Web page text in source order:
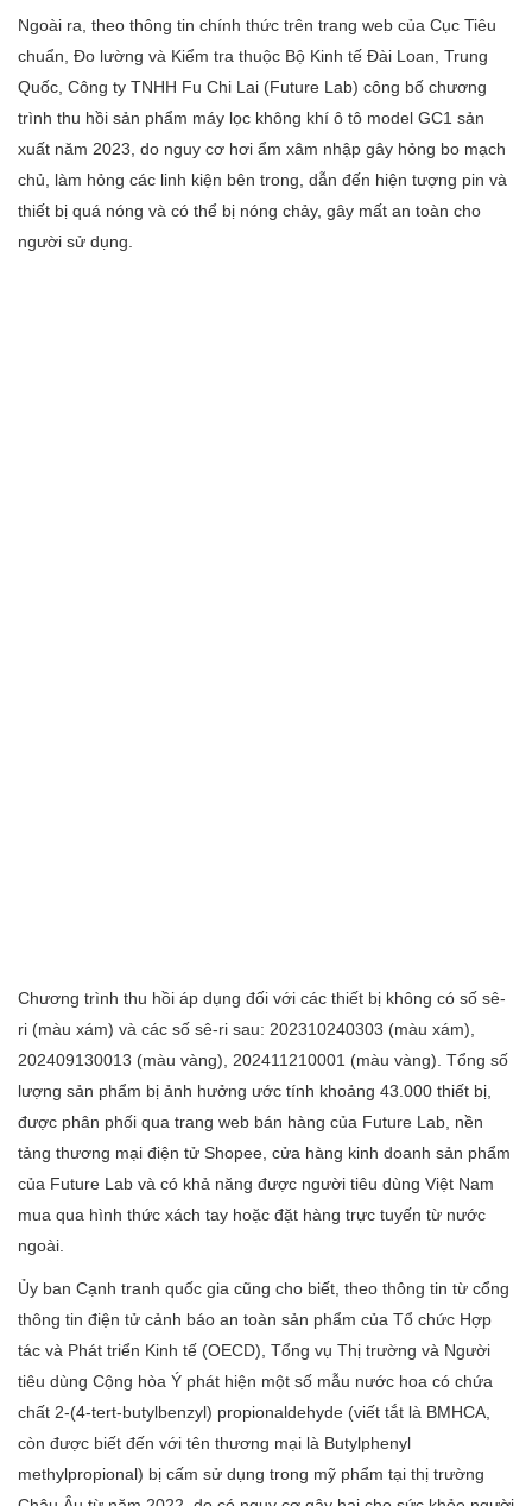
Ngoài ra, theo thông tin chính thức trên trang web của Cục Tiêu
chuẩn, Đo lường và Kiểm tra thuộc Bộ Kinh tế Đài Loan, Trung
Quốc, Công ty TNHH Fu Chi Lai (Future Lab) công bố chương
trình thu hồi sản phẩm máy lọc không khí ô tô model GC1 sản
xuất năm 2023, do nguy cơ hơi ẩm xâm nhập gây hỏng bo mạch
chủ, làm hỏng các linh kiện bên trong, dẫn đến hiện tượng pin và
thiết bị quá nóng và có thể bị nóng chảy, gây mất an toàn cho
người sử dụng.
Chương trình thu hồi áp dụng đối với các thiết bị không có số sê-
ri (màu xám) và các số sê-ri sau: 202310240303 (màu xám),
202409130013 (màu vàng), 202411210001 (màu vàng). Tổng số
lượng sản phẩm bị ảnh hưởng ước tính khoảng 43.000 thiết bị,
được phân phối qua trang web bán hàng của Future Lab, nền
tảng thương mại điện tử Shopee, cửa hàng kinh doanh sản phẩm
của Future Lab và có khả năng được người tiêu dùng Việt Nam
mua qua hình thức xách tay hoặc đặt hàng trực tuyến từ nước
ngoài.
Ủy ban Cạnh tranh quốc gia cũng cho biết, theo thông tin từ cổng
thông tin điện tử cảnh báo an toàn sản phẩm của Tổ chức Hợp
tác và Phát triển Kinh tế (OECD), Tổng vụ Thị trường và Người
tiêu dùng Cộng hòa Ý phát hiện một số mẫu nước hoa có chứa
chất 2-(4-tert-butylbenzyl) propionaldehyde (viết tắt là BMHCA,
còn được biết đến với tên thương mại là Butylphenyl
methylpropional) bị cấm sử dụng trong mỹ phẩm tại thị trường